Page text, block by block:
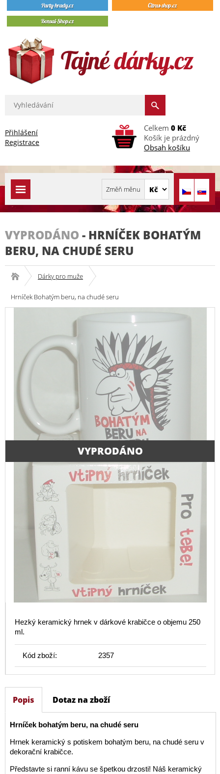
Přihlášení
Registrace
Celkem 0 Kč
Košík je prázdný
Obsah košíku
VYPRODÁNO - HRNÍČEK BOHATÝM
BERU, NA CHUDÉ SERU
Dárky pro muže
Hrníček Bohatým beru, na chudé seru
VYPRODÁNO
Hezký keramický hrnek v dárkové krabičce o objemu 250
ml.
Kód zboží: 2357
Popis Dotaz na zboží
Hrníček bohatým beru, na chudé seru
Hrnek keramický s potiskem bohatým beru, na chudé seru v
dekorační krabičce.
Představte si ranní kávu se špetkou drzosti! Náš keramický